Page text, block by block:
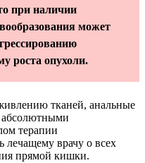
при наличии
может
роста опухоли.
тканей, анальные
абсолютными
терапии
лечащему врачу о всех
прямой кишки.